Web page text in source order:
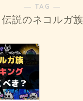
― TAG ―
伝説のネコルガ族